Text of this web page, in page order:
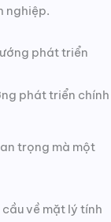
nghiệp.
phát triển chính
trọng mà một
về mặt lý tính